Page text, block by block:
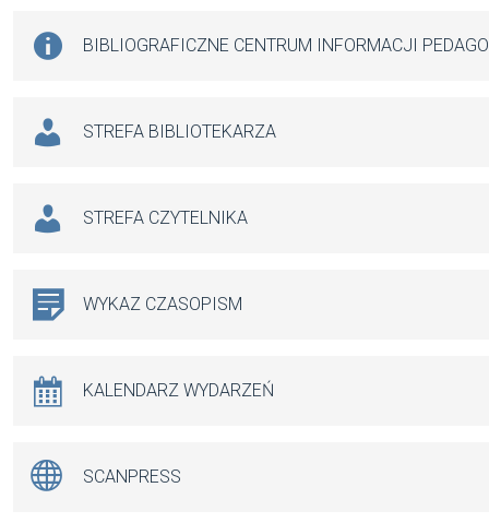
BIBLIOGRAFICZNE CENTRUM INFORMACJI
STREFA BIBLIOTEKARZA
STREFA CZYTELNIKA
WYKAZ CZASOPISM
KALENDARZ WYDARZEŃ
SCANPRESS